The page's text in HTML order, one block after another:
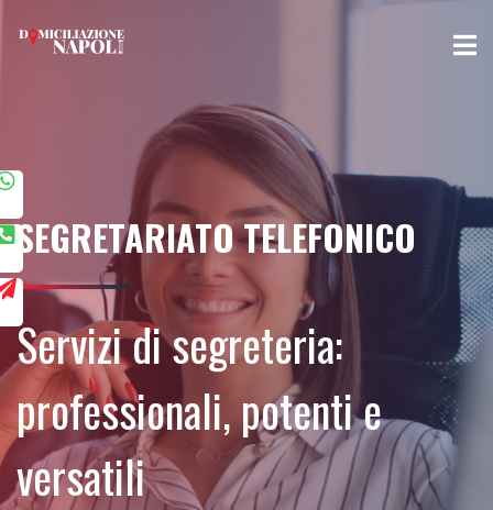
SEGRETARIATO TELEFONICO
Servizi di segreteria:
professionali, potenti e
versatili